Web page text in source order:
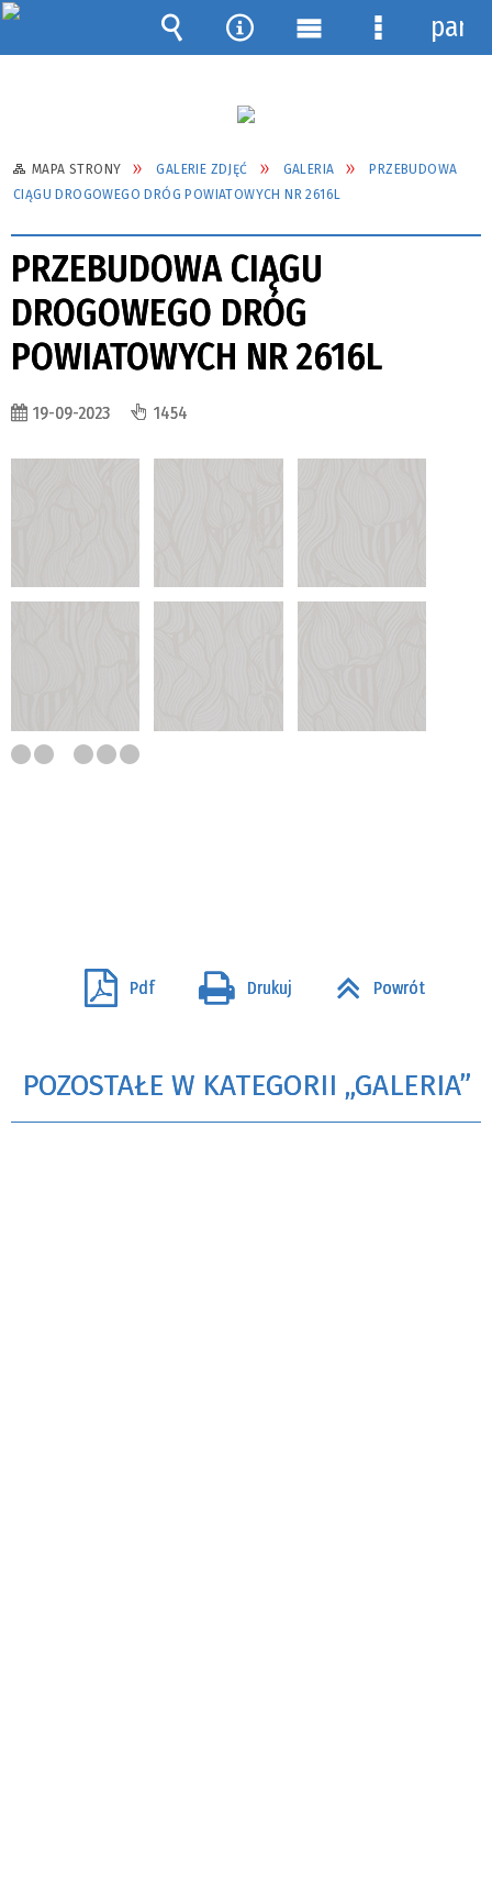
MAPA STRONY GALERIE ZDJĘĆ GALERIA
PRZEBUDOWA
CIĄGU DROGOWEGO DRÓG POWIATOWYCH NR 2616L
PRZEBUDOWA CIĄGU
DROGOWEGO DRÓG
POWIATOWYCH NR 2616L
19-09-2023 1454
Pdf Drukuj Powrót
POZOSTAŁE W KATEGORII „GALERIA”
Wyszukiwarka
Narzędzia
Menu Menu
panel